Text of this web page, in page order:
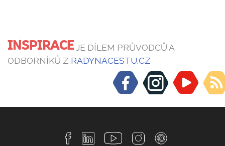
INSPIRACEJE DÍLEM PRŮVODCŮ A
ODBORNÍKŮ Z RADYNACESTU.CZ